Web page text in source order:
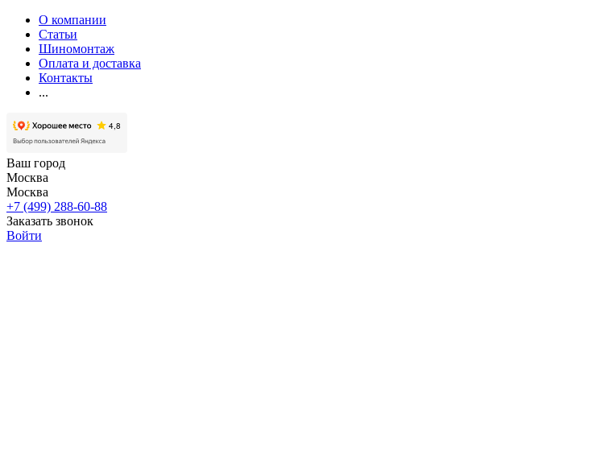
О компании
Статьи
Шиномонтаж
Оплата и доставка
Контакты
...
Ваш город
Москва
Москва
+7 (499) 288-60-88
Заказать звонок
Войти